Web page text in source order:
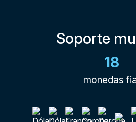
Soporte
18
monedas